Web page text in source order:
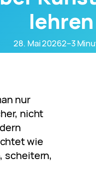
lehren
28. Mai 20262–3
nur
nicht
wie
scheitern,